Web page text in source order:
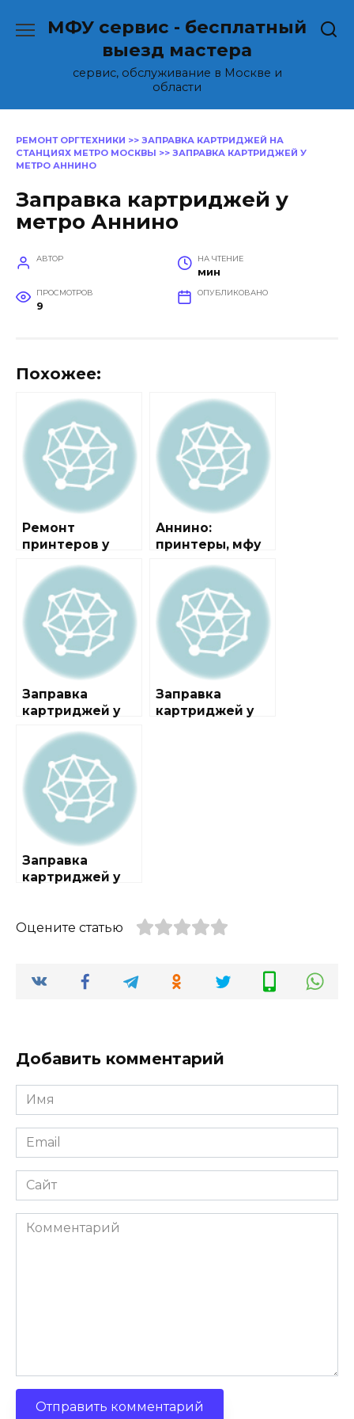
МФУ сервис - бесплатный
выезд мастера
сервис, обслуживание в Москве и
области
РЕМОНТ ОРГТЕХНИКИ >> ЗАПРАВКА КАРТРИДЖЕЙ НА
СТАНЦИЯХ МЕТРО МОСКВЫ >> ЗАПРАВКА КАРТРИДЖЕЙ У
МЕТРО АННИНО
Заправка картриджей у
метро Аннино
АВТОР НА ЧТЕНИЕ
мин
ПРОСМОТРОВ
9
ОПУБЛИКОВАНО
Похожее:
Ремонт
принтеров у
Аннино:
принтеры, мфу
Заправка
картриджей у
Бауманская
Заправка
картриджей у
Заправка
картриджей у
Оцените статью
Добавить комментарий
Имя
Email
Сайт
Комментарий